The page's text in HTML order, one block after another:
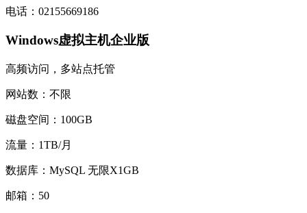
电话：02155669186
Windows虚拟主机企业版
高频访问，多站点托管
网站数：不限
磁盘空间：100GB
流量：1TB/月
数据库：MySQL 无限X1GB
邮箱：50